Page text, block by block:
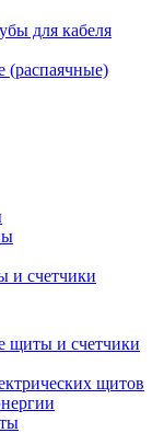
для кабеля
(распаячные)
и счетчики
щиты и счетчики
щитов